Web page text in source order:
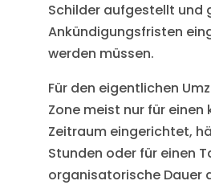
Schilder aufgestellt und
Ankündigungsfristen
werden müssen.
Für den eigentlichen
Zone meist nur für einen
Zeitraum eingerichtet,
Stunden oder für einen
organisatorische Dauer